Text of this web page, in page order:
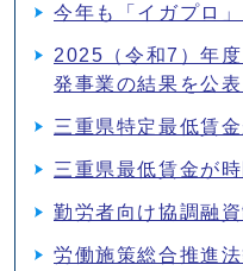
今年も「イガプロ
2025（令和7）年
発事業の結果を公
三重県特定最低賃
三重県最低賃金が
勤労者向け協調融
労働施策総合推進